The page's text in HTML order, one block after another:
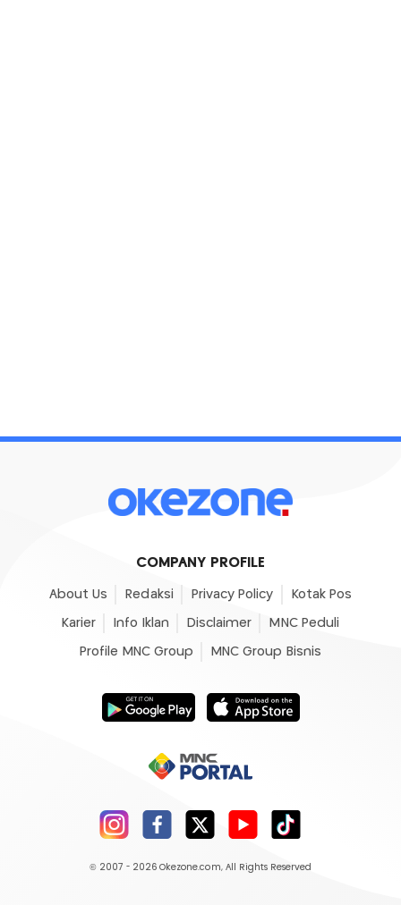
COMPANY PROFILE
About Us Redaksi Privacy Policy Kotak Pos
Karier Info Iklan Disclaimer MNC Peduli
Profile MNC Group MNC Group Bisnis
© 2007 - 2026 Okezone.com, All Rights Reserved